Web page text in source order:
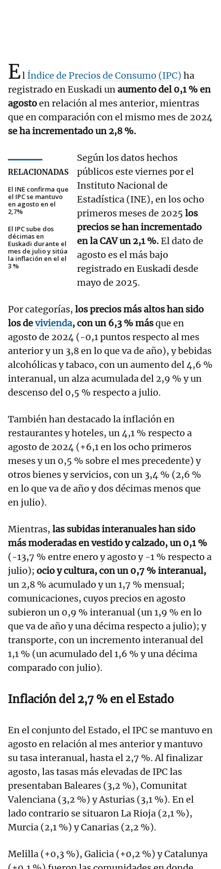
El Índice de Precios de Consumo (IPC) ha
registrado en Euskadi unaumento del 0,1 % en
agostoen relación al mes anterior, mientras
que en comparación con el mismo mes de 2024
se ha incrementado un 2,8 %.
RELACIONADAS
El INE confirma que
el IPC se mantuvo
en agosto en el
2,7%
El IPC sube dos
décimas en
Euskadi durante el
mes de julio y sitúa
la inflación en el el
3 %
Según los datos hechos
públicos este viernes por el
Instituto Nacional de
Estadística (INE), en los ocho
primeros meses de 2025 los
precios se han incrementado
en la CAV un 2,1 %.El dato de
agosto es el más bajo
registrado en Euskadi desde
mayo de 2025.
Por categorías, los precios más altos han sido
los devivienda, con un 6,3 % másque en
agosto de 2024 (-0,1 puntos respecto al mes
anterior y un 3,8 en lo que va de año), y bebidas
alcohólicas y tabaco, con un aumento del 4,6 %
interanual, un alza acumulada del 2,9 % y un
descenso del 0,5 % respecto a julio.
También han destacado la inflación en
restaurantes y hoteles, un 4,1 % respecto a
agosto de 2024 (+6,1 en los ocho primeros
meses y un 0,5 % sobre el mes precedente) y
otros bienes y servicios, con un 3,4 % (2,6 %
en lo que va de año y dos décimas menos que
en julio).
Mientras, las subidas interanuales han sido
más moderadas en vestido y calzado, un 0,1 %
(-13,7 % entre enero y agosto y -1 % respecto a
julio); ocio y cultura, con un 0,7 % interanual,
un 2,8 % acumulado y un 1,7 % mensual;
comunicaciones, cuyos precios en agosto
subieron un 0,9 % interanual (un 1,9 % en lo
que va de año y una décima respecto a julio); y
transporte, con un incremento interanual del
1,1 % (un acumulado del 1,6 % y una décima
comparado con julio).
Inflación del 2,7 % en el Estado
En el conjunto del Estado, el IPC se mantuvo en
agosto en relación al mes anterior y mantuvo
su tasa interanual, hasta el 2,7 %. Al finalizar
agosto, las tasas más elevadas de IPC las
presentaban Baleares (3,2 %), Comunitat
Valenciana (3,2 %) y Asturias (3,1 %). En el
lado contrario se situaron La Rioja (2,1 %),
Murcia (2,1 %) y Canarias (2,2 %).
Melilla (+0,3 %), Galicia (+0,2 %) y Catalunya